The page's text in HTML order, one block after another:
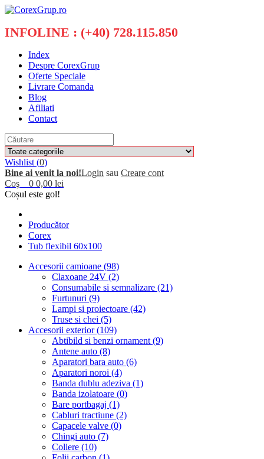
INFOLINE : (+40) 728.115.850
Index
Despre CorexGrup
Oferte Speciale
Livrare Comanda
Blog
Afiliati
Contact
Wishlist (0)
Bine ai venit la noi!Login sau Creare cont
Coş
0 0,00 lei
Coșul este gol!
Producător
Corex
Tub flexibil 60x100
Accesorii camioane (98)
Claxoane 24V (2)
Consumabile si semnalizare (21)
Furtunuri (9)
Lampi si proiectoare (42)
Truse si chei (5)
Accesorii exterior (109)
Abtibild si benzi ornament (9)
Antene auto (8)
Aparatori bara auto (6)
Aparatori noroi (4)
Banda dublu adeziva (1)
Banda izolatoare (0)
Bare portbagaj (1)
Cabluri tractiune (2)
Capacele valve (0)
Chingi auto (7)
Coliere (10)